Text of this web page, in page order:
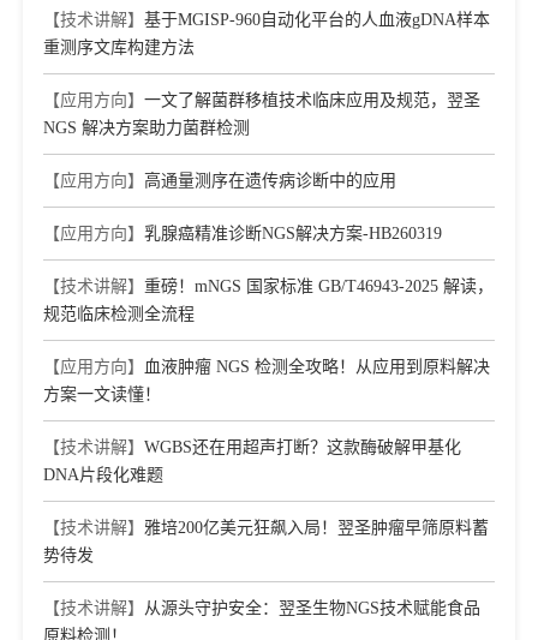
【技术讲解】 基于MGISP-960自动化平台的人血液gDNA样本
重测序文库构建方法
【应用方向】 一文了解菌群移植技术临床应用及规范，翌圣
NGS 解决方案助力菌群检测
【应用方向】 高通量测序在遗传病诊断中的应用
【应用方向】 乳腺癌精准诊断NGS解决方案-HB260319
【技术讲解】 重磅！mNGS 国家标准 GB/T46943-2025 解读，
规范临床检测全流程
【应用方向】
血液肿瘤 NGS 检测全攻略！从应用到原料解决
方案一文读懂！
【技术讲解】 WGBS还在用超声打断？这款酶破解甲基化
DNA片段化难题
【技术讲解】 雅培200亿美元狂飙入局！翌圣肿瘤早筛原料蓄
势待发
【技术讲解】
从源头守护安全：翌圣生物NGS技术赋能食品
原料检测！